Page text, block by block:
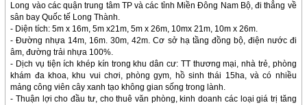
Long vào các quận trung tâm TP và các tỉnh Miền Đông Nam Bộ, đi thẳng về
sân bay Quốc tế Long Thành.
- Diện tích: 5m x 16m, 5m x21m, 5m x 26m, 10mx 21m, 10m x 26m.
- Đường nhựa 14m, 16m. 30m, 42m. Cơ sở hạ tầng đồng bộ, điện nước đi
âm, đường trải nhựa 100%.
- Dịch vụ tiện ích khép kín trong khu dân cư: TT thương mại, nhà trẻ, phòng
khám đa khoa, khu vui chơi, phòng gym, hồ sinh thái 15ha, và có nhiều
mảng công viên cây xanh tạo không gian sống trong lành.
- Thuận lợi cho đầu tư, cho thuê văn phòng, kinh doanh các loại giá trị tăng